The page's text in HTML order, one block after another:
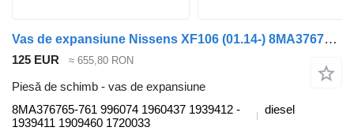
Vas de expansiune Nissens XF106 (01.14-) 8MA376765-761 pentru cap tractor DAF XF106 (2014-)
125 EUR ≈ 655,80 RON
Piesă de schimb - vas de expansiune
8MA376765-761 996074 1960437 ­1939412 ­
1939411 ­1909460 1720033
diesel